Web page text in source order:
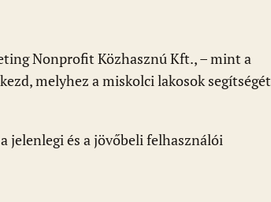
Nonprofit Közhasznú Kft., – mint a
melyhez a miskolci lakosok segítségét
jelenlegi és a jövőbeli felhasználói